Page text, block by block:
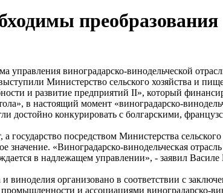
преобразования
виноградарско-винодельческой
Министерство сельского хозяйства и
и развитие предприятий II», который
в настоящий момент «виноградарско-
достойно конкурировать с болгарскими,
государство посредством Министерства
«Виноградарско-винодельческая
в надлежащем управлении», - заявил Василе
виноделия организовано в соответствии с
и ассоциациями виноградарско-